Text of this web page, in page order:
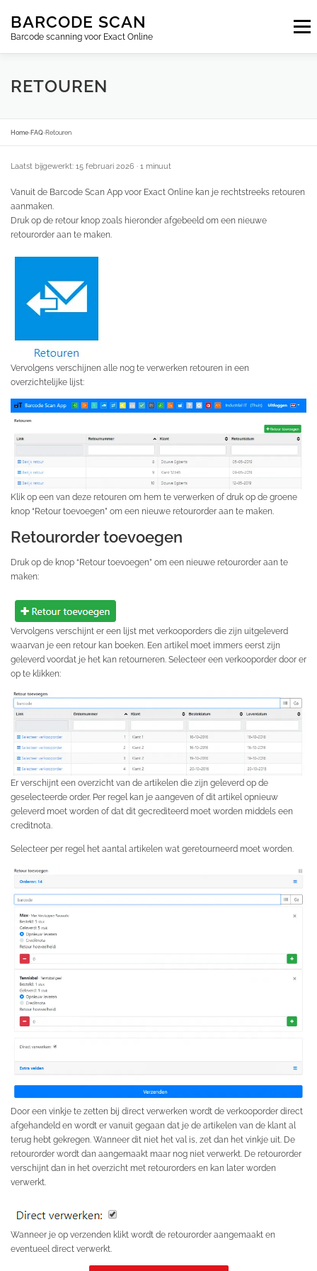
naarBARCODE SCAN
Barcode scanning voor Exact Online
Menu
ABONNEMENTEN
INLOGGEN
RETOUREN
Home›FAQ›Retouren
Laatst bijgewerkt: 15 februari 2026 · 1 minuut
Vanuit de Barcode Scan App voor Exact Online kan je rechtstreeks retouren
aanmaken.
Druk op de retour knop zoals hieronder afgebeeld om een nieuwe
retourorder aan te maken.
Vervolgens verschijnen alle nog te verwerken retouren in een
overzichtelijke lijst:
Klik op een van deze retouren om hem te verwerken of druk op de groene
knop “Retour toevoegen” om een nieuwe retourorder aan te maken.
Retourorder toevoegen
Druk op de knop “Retour toevoegen” om een nieuwe retourorder aan te
maken:
Vervolgens verschijnt er een lijst met verkooporders die zijn uitgeleverd
waarvan je een retour kan boeken. Een artikel moet immers eerst zijn
geleverd voordat je het kan retourneren. Selecteer een verkooporder door er
op te klikken:
Er verschijnt een overzicht van de artikelen die zijn geleverd op de
geselecteerde order. Per regel kan je aangeven of dit artikel opnieuw
geleverd moet worden of dat dit gecrediteerd moet worden middels een
creditnota.
Selecteer per regel het aantal artikelen wat geretourneerd moet worden.
Door een vinkje te zetten bij direct verwerken wordt de verkooporder direct
afgehandeld en wordt er vanuit gegaan dat je de artikelen van de klant al
terug hebt gekregen. Wanneer dit niet het val is, zet dan het vinkje uit. De
retourorder wordt dan aangemaakt maar nog niet verwerkt. De retourorder
verschijnt dan in het overzicht met retourorders en kan later worden
verwerkt.
Wanneer je op verzenden klikt wordt de retourorder aangemaakt en
eventueel direct verwerkt.